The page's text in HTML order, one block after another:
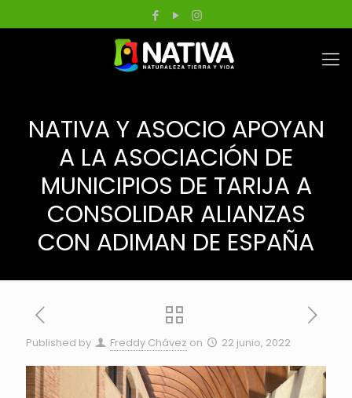
NATIVA Y ASOCIO APOYAN
A LA ASOCIACIÓN DE
MUNICIPIOS DE TARIJA A
CONSOLIDAR ALIANZAS
CON ADIMAN DE ESPAÑA
Published by Freddy Chávez on 22 junio, 2022